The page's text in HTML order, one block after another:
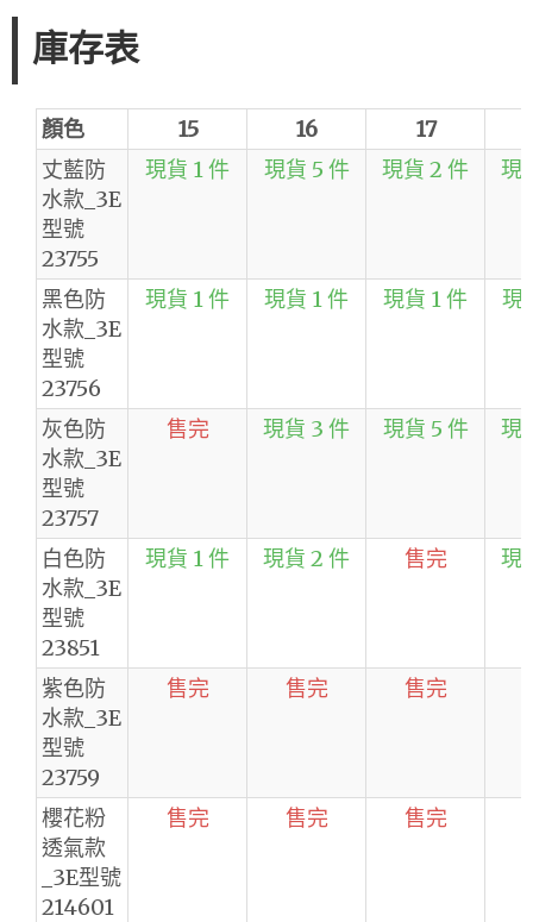
庫存表
顏色 15 16
17
丈藍防
水款_3E
型號
23755
現貨 1 件 現貨 5 件 現貨 2 件 現
黑色防
水款_3E
型號
23756
現貨 1 件 現貨 1 件 現貨 1 件 現
灰色防
水款_3E
型號
23757
售完 現貨 3 件 現貨 5 件 現
白色防
水款_3E
型號
23851
現貨 1 件 現貨 2 件 售完 現
紫色防
水款_3E
型號
23759
售完 售完 售完
櫻花粉
透氣款
_3E型號
214601
售完 售完 售完